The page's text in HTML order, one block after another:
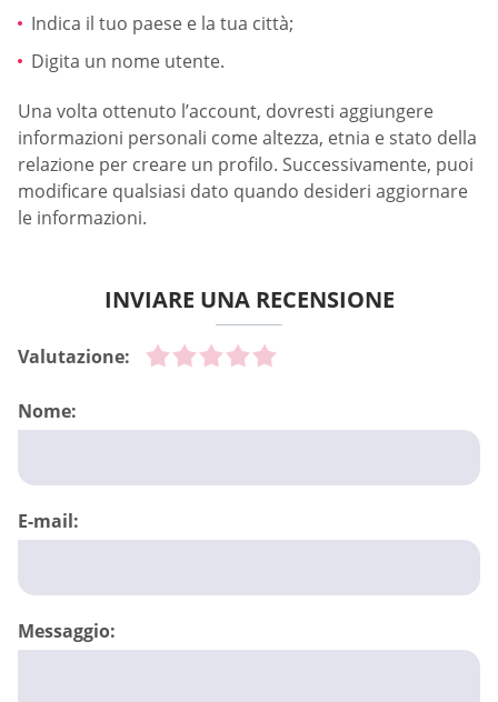
Indica il tuo paese e la tua città;
Digita un nome utente.
Una volta ottenuto l’account, dovresti aggiungere
informazioni personali come altezza, etnia e stato della
relazione per creare un profilo. Successivamente, puoi
modificare qualsiasi dato quando desideri aggiornare
le informazioni.
INVIARE UNA RECENSIONE
Valutazione:
Nome:
E-mail:
Messaggio: